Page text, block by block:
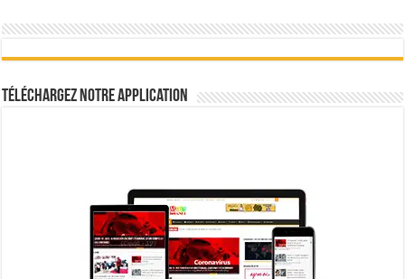
Téléchargez notre Application